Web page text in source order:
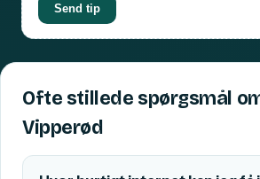
Send tip
Ofte stillede spørgsmål
Vipperød